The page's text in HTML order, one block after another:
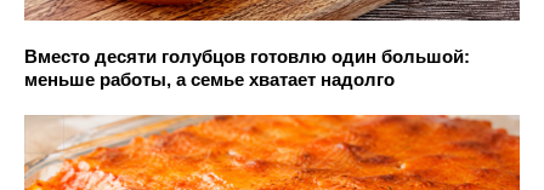
Вместо десяти голубцов готовлю один большой:
меньше работы, а семье хватает надолго